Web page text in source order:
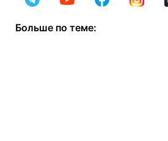
Больше по теме: